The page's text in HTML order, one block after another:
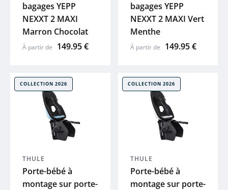
PUKY
EIGHTSHOT
bagages YEPP
NEXXT 2 MAXI
Marron Chocolat
À partir de 149.95 €
bagages YEPP
NEXXT 2 MAXI Vert
Menthe
À partir de 149.95 €
COLLECTION 2026
THULE
Porte-bébé à
montage sur porte-
COLLECTION 2026
THULE
Porte-bébé à
montage sur porte-